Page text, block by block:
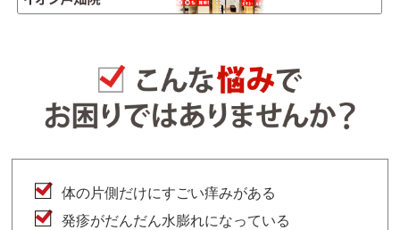
体の片側だけにすごい痒みがある
発疹がだんだん水膨れになっている